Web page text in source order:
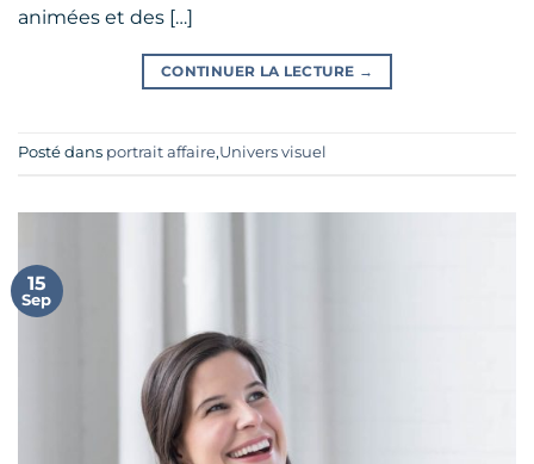
animées et des […]
CONTINUER LA LECTURE →
Posté dans portrait affaire,Univers visuel
15
Sep